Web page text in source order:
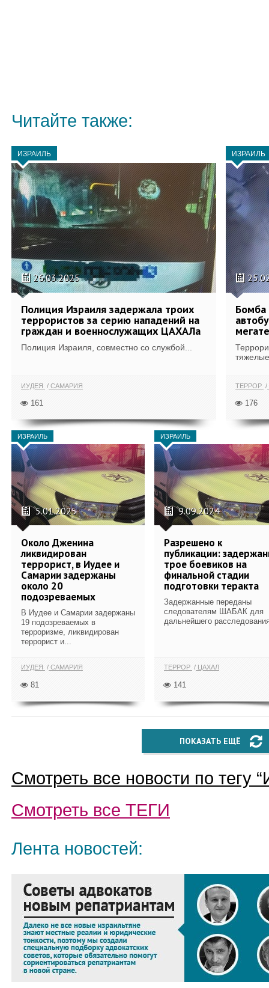
Читайте также:
ИЗРАИЛЬ
26.03.2025
Полиция Израиля задержала троих
террористов за серию нападений на
граждан и военнослужащих ЦАХАЛа
Полиция Израиля, совместно со службой...
ИУДЕЯ САМАРИЯ
161
ИЗРАИЛЬ
Бомба
ТЕРРОР
176
ИЗРАИЛЬ
5.01.2025
Около Дженина
ликвидирован
террорист, в Иудее и
Самарии задержаны
около 20
подозреваемых
В Иудее и Самарии задержаны
19 подозреваемых в
терроризме, ликвидирован
террорист и...
ИУДЕЯ САМАРИЯ
81
ИЗРАИЛЬ
9.09.2024
Разрешено к
публикации:
трое боевиков на
финальной стадии
подготовки теракта
Задержанные переданы
следователям ШАБАК для
дальнейшего
ТЕРРОР ЦАХАЛ
141
ПОКАЗАТЬ ЕЩЁ
Смотреть все новости по тегу “
Смотреть все ТЕГИ
Лента новостей: